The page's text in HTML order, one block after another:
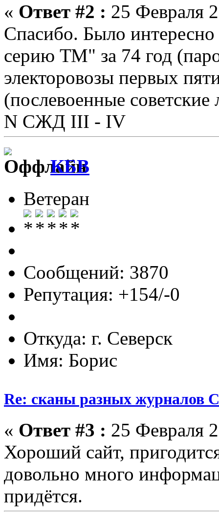
« Ответ #2 : 25 Февраля
Спасибо. Было
серию ТМ" за 74 год
электоровозы первых
(послевоенные
N СЖД III - IV
КБВ
Ветеран
Сообщений: 3870
Репутация: +154/-0
Откуда: г. Северск
Имя: Борис
Re: сканы разных журналов
« Ответ #3 : 25 Февраля
Хороший сайт,
довольно много
придётся.